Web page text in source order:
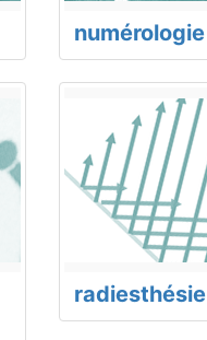
numérologie
radiesthésie